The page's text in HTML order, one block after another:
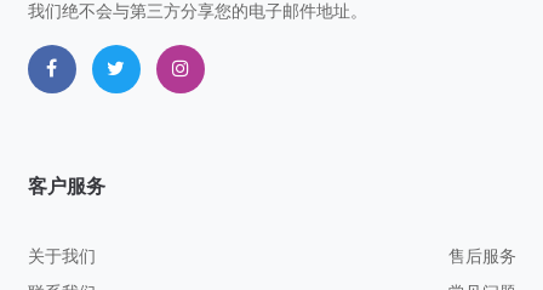
我们绝不会与第三方分享您的电子邮件地址。
客户服务
关于我们
售后服务